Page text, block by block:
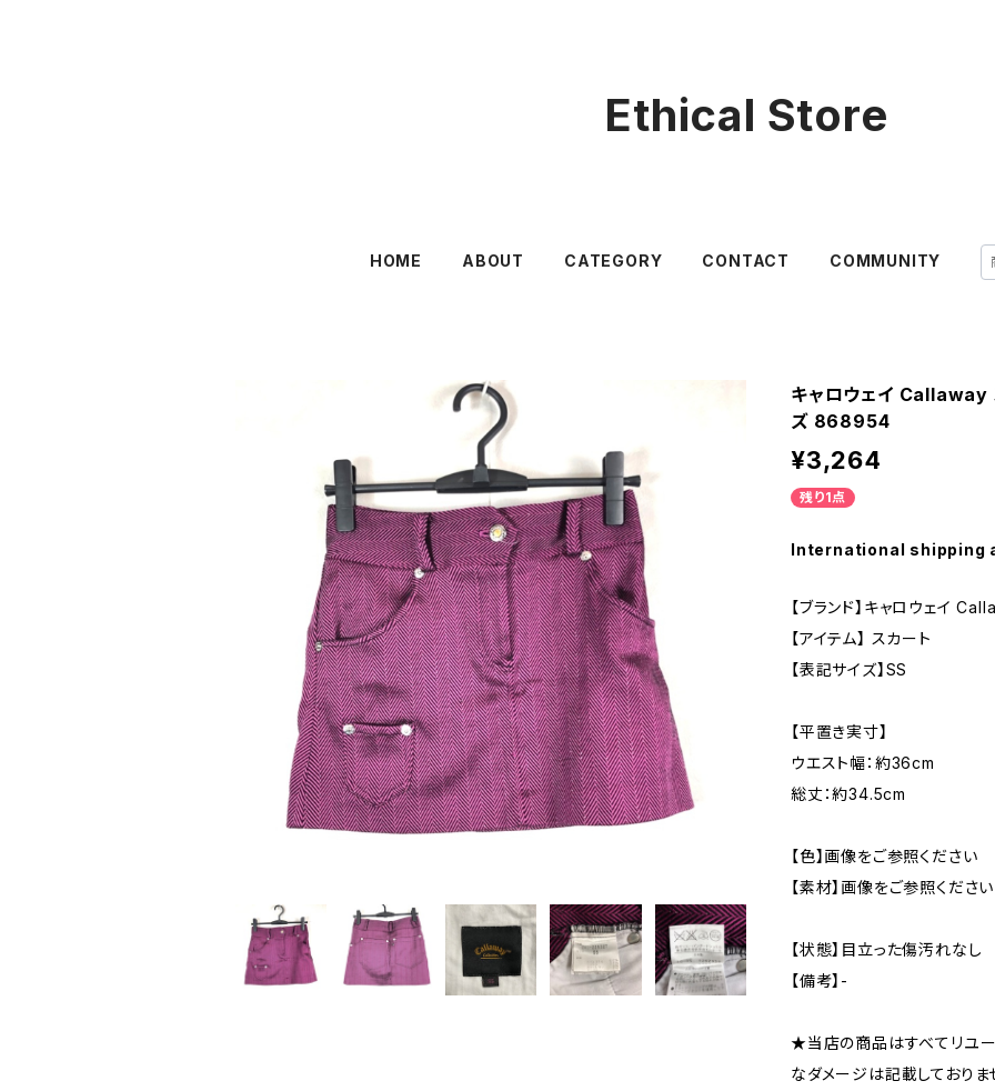
Ethical Store
HOME ABOUT CATEGORY CONTACT COMMUNITY
キャロウェイ Callaway
ズ 868954
¥3,264
残り1点
International shipping
【ブランド】キャロウェイ
【アイテム】 スカート
【表記サイズ】SS
【平置き実寸】
ウエスト幅：約36cm
総丈：約34.5cm
【色】画像をご参照ください
【素材】画像をご参照ください
【状態】目立った傷汚れなし
【備考】-
★当店の商品はすべてリユー
なダメージは記載しており